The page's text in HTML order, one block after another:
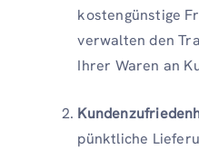
kostengünstige
verwalten den
Ihrer Waren an
pünktliche